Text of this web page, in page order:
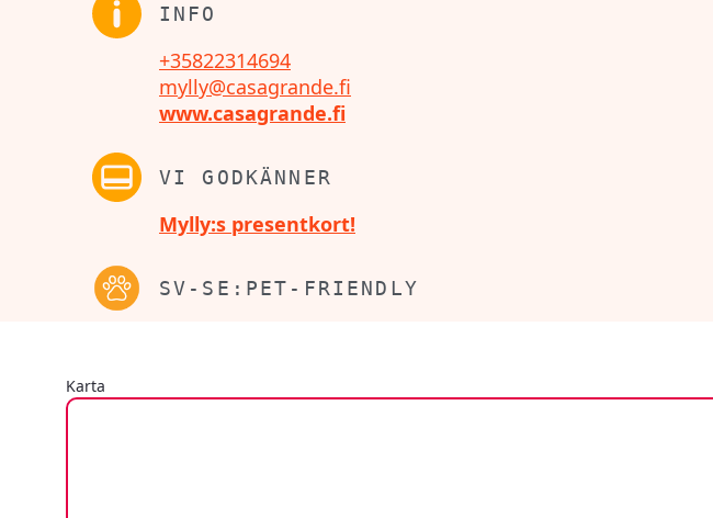
INFO
+35822314694
mylly@casagrande.fi
www.casagrande.fi
VI GODKÄNNER
Mylly:s presentkort!
SV-SE:PET-FRIENDLY
Karta